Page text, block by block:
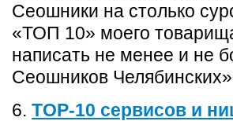
Сеошники на столько
«ТОП 10» моего
написать не менее и не
Сеошников Челябинских»
6. TOP-10 сервисов и